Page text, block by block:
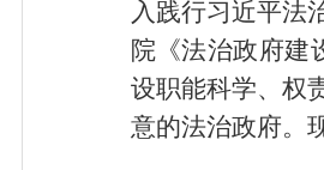
入践行习近平法
院《法治政府建
设职能科学、权
意的法治政府。